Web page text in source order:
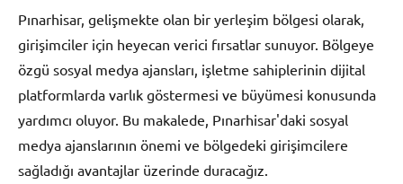
Pınarhisar, gelişmekte olan bir yerleşim bölgesi olarak,
girişimciler için heyecan verici fırsatlar sunuyor. Bölgeye
özgü sosyal medya ajansları, işletme sahiplerinin dijital
platformlarda varlık göstermesi ve büyümesi konusunda
yardımcı oluyor. Bu makalede, Pınarhisar'daki sosyal
medya ajanslarının önemi ve bölgedeki girişimcilere
sağladığı avantajlar üzerinde duracağız.